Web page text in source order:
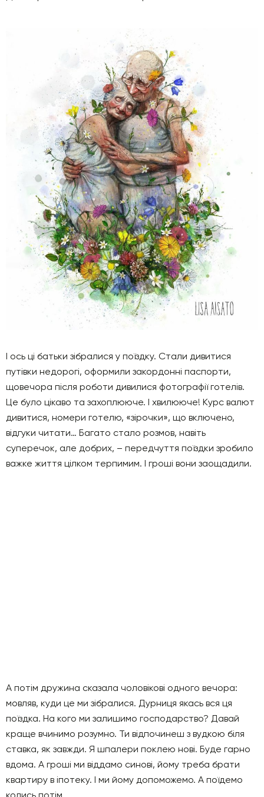
І ось ці батьки зібралися у поїздку. Стали дивитися
путівки недорогі, оформили закордонні паспорти,
щовечора після роботи дивилися фотографії готелів.
Це було цікаво та захоплююче. І хвилююче! Курс валют
дивитися, номери готелю, «зірочки», що включено,
відгуки читати… Багато стало розмов, навіть
суперечок, але добрих, – передчуття поїздки зробило
важке життя цілком терпимим. І гроші вони заощадили.
А потім дружина сказала чоловікові одного вечора:
мовляв, куди це ми зібралися. Дурниця якась вся ця
поїздка. На кого ми залишимо господарство? Давай
краще вчинимо розумно. Ти відпочинеш з вудкою біля
ставка, як завжди. Я шпалери поклею нові. Буде гарно
вдома. А гроші ми віддамо синові, йому треба брати
квартиру в іпотеку. І ми йому допоможемо. А поїдемо